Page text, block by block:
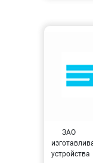
ЗАО